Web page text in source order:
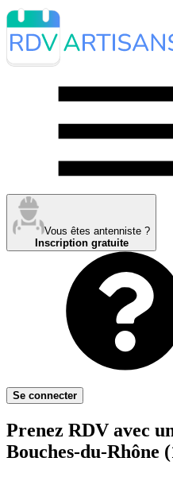
Vous êtes antenniste ?
Inscription gratuite
Se connecter
Prenez RDV avec
Bouches-du-Rhône